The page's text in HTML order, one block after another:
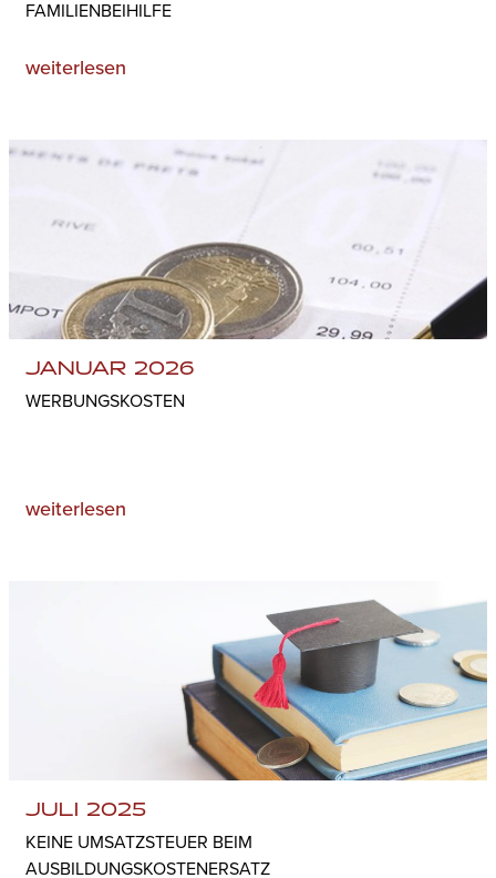
FAMILIENBEIHILFE
weiterlesen
JANUAR 2026
WERBUNGSKOSTEN
weiterlesen
JULI 2025
KEINE UMSATZSTEUER BEIM
AUSBILDUNGSKOSTENERSATZ